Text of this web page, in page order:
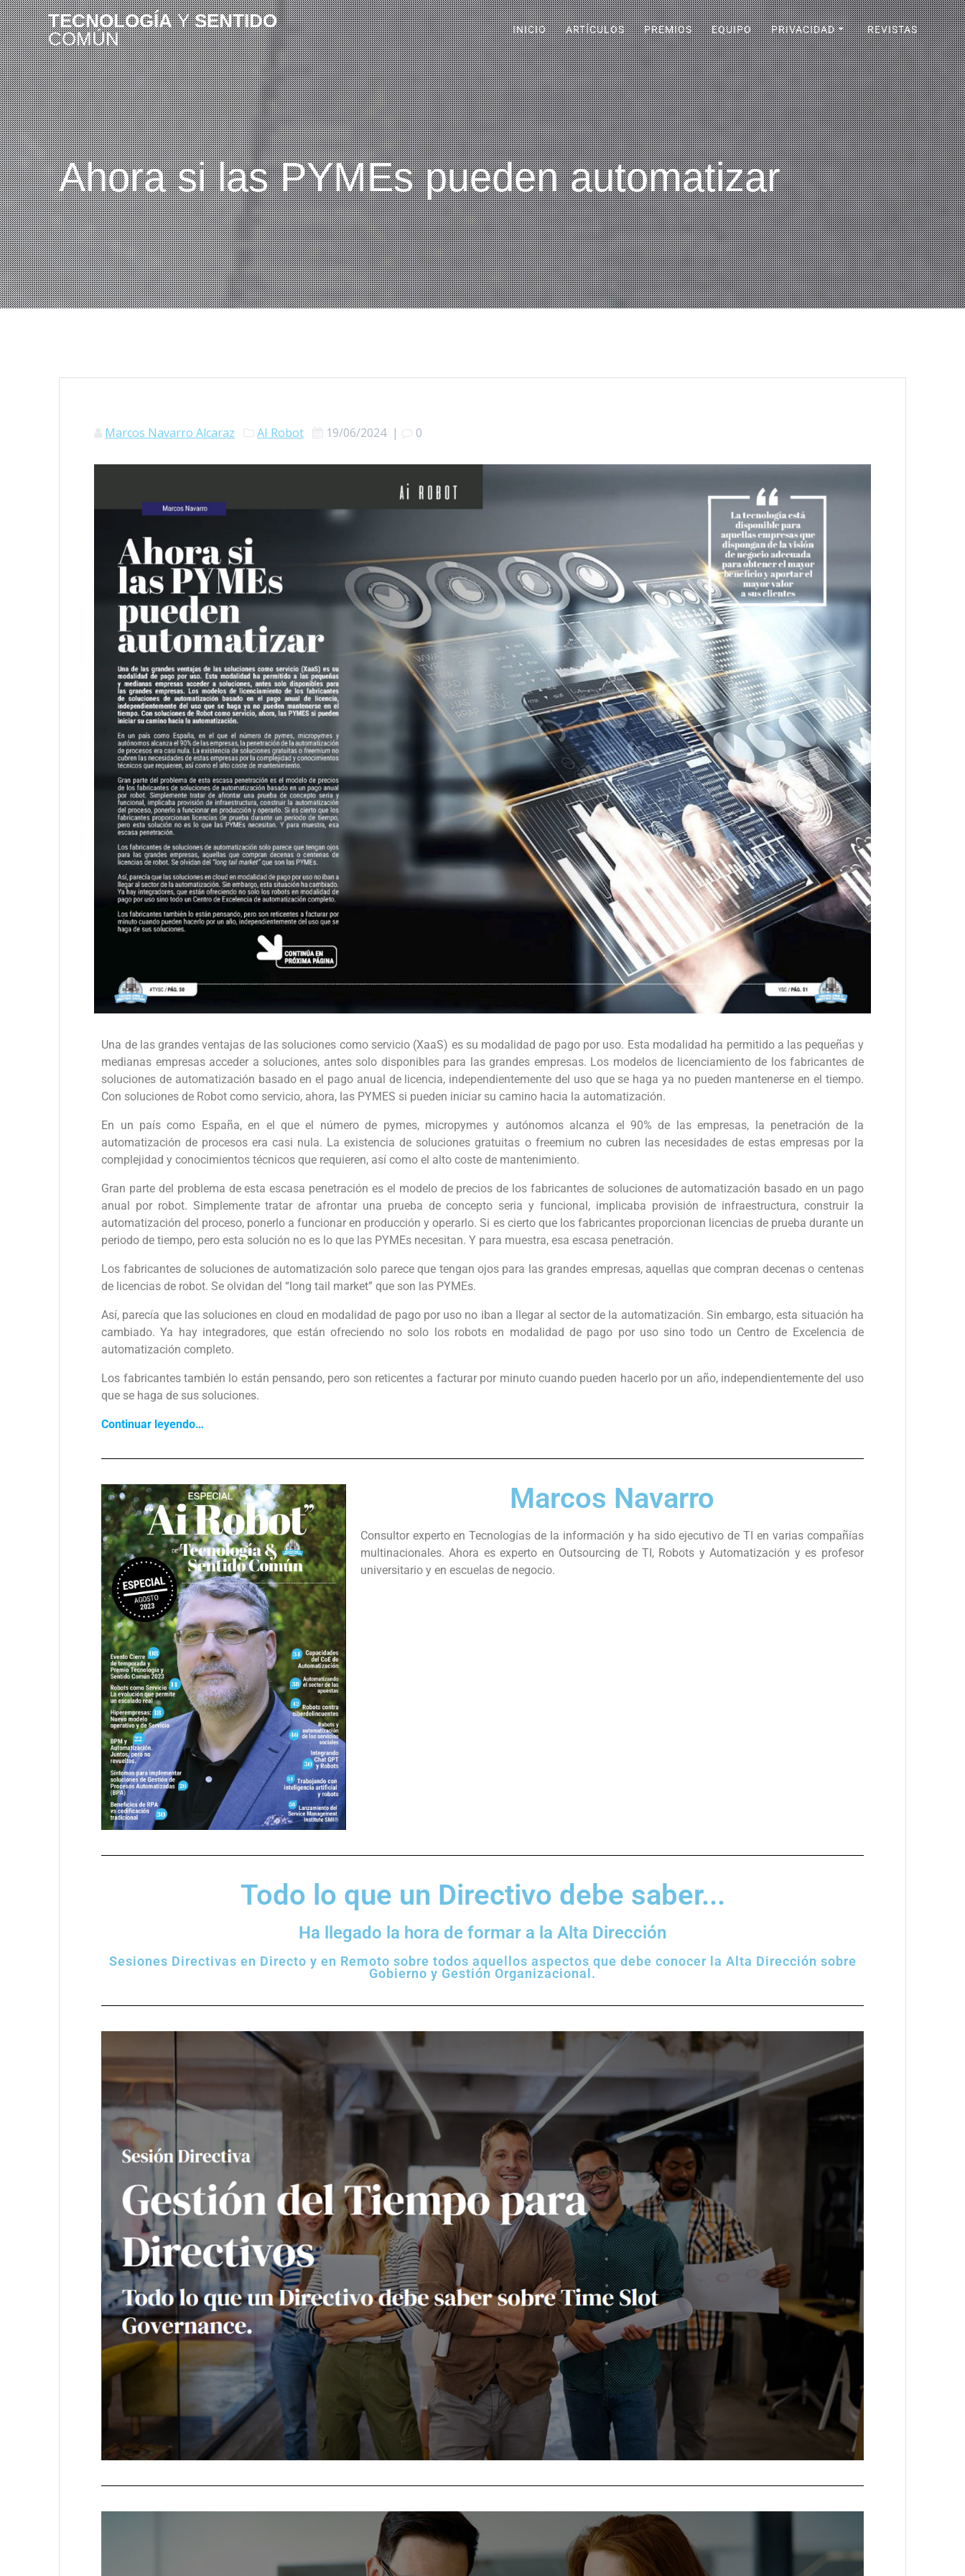
TECNOLOGÍAYSENTIDO
COMÚN
INICIO ARTÍCULOS PREMIOS EQUIPO PRIVACIDAD REVISTAS
Ahora si las PYMEs pueden automatizar
Marcos Navarro Alcaraz AI Robot 19/06/2024| 0
Una de las grandes ventajas de las soluciones como servicio (XaaS) es su modalidad de pago por uso. Esta modalidad ha permitido a las pequeñas y
medianas empresas acceder a soluciones, antes solo disponibles para las grandes empresas. Los modelos de licenciamiento de los fabricantes de
soluciones de automatización basado en el pago anual de licencia, independientemente del uso que se haga ya no pueden mantenerse en el tiempo.
Con soluciones de Robot como servicio, ahora, las PYMES si pueden iniciar su camino hacia la automatización.
En un país como España, en el que el número de pymes, micropymes y autónomos alcanza el 90% de las empresas, la penetración de la
automatización de procesos era casi nula. La existencia de soluciones gratuitas o freemium no cubren las necesidades de estas empresas por la
complejidad y conocimientos técnicos que requieren, así como el alto coste de mantenimiento.
Gran parte del problema de esta escasa penetración es el modelo de precios de los fabricantes de soluciones de automatización basado en un pago
anual por robot. Simplemente tratar de afrontar una prueba de concepto seria y funcional, implicaba provisión de infraestructura, construir la
automatización del proceso, ponerlo a funcionar en producción y operarlo. Si es cierto que los fabricantes proporcionan licencias de prueba durante un
periodo de tiempo, pero esta solución no es lo que las PYMEs necesitan. Y para muestra, esa escasa penetración.
Los fabricantes de soluciones de automatización solo parece que tengan ojos para las grandes empresas, aquellas que compran decenas o centenas
de licencias de robot. Se olvidan del “long tail market” que son las PYMEs.
Así, parecía que las soluciones en cloud en modalidad de pago por uso no iban a llegar al sector de la automatización. Sin embargo, esta situación ha
cambiado. Ya hay integradores, que están ofreciendo no solo los robots en modalidad de pago por uso sino todo un Centro de Excelencia de
automatización completo.
Los fabricantes también lo están pensando, pero son reticentes a facturar por minuto cuando pueden hacerlo por un año, independientemente del uso
que se haga de sus soluciones.
Continuar leyendo…
Marcos Navarro
Consultor experto en Tecnologías de la información y ha sido ejecutivo de TI en varias compañías
multinacionales. Ahora es experto en Outsourcing de TI, Robots y Automatización y es profesor
universitario y en escuelas de negocio.
Todo lo que un Directivo debe saber...
Ha llegado la hora de formar a la Alta Dirección
Sesiones Directivas en Directo y en Remoto sobre todos aquellos aspectos que debe conocer la Alta Dirección sobre
Gobierno y Gestión Organizacional.